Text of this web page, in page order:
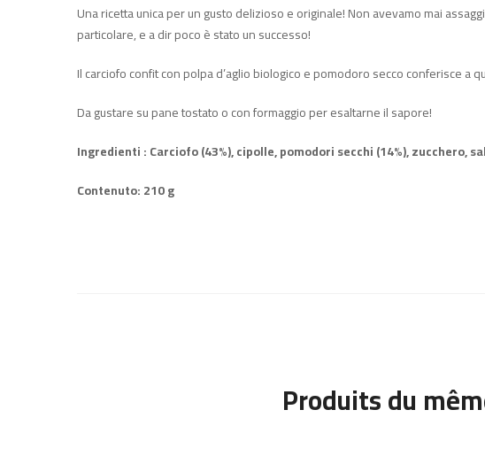
Una ricetta unica per un gusto delizioso e originale! Non avevamo mai
particolare, e a dir poco è stato un successo!
Il carciofo confit con polpa d’aglio biologico e pomodoro secco conferisce a
Da gustare su pane tostato o con formaggio per esaltarne il sapore!
Ingredienti : Carciofo (43%), cipolle, pomodori secchi (14%), zucchero,
Contenuto: 210 g
Produits du